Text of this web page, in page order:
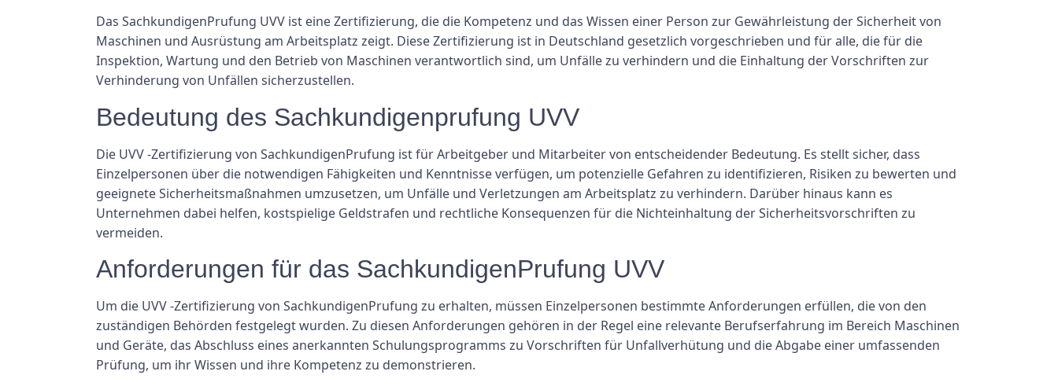
Das SachkundigenPrufung UVV ist eine Zertifizierung, die die Kompetenz und das Wissen einer Person zur Gewährleistung der Sicherheit von
Maschinen und Ausrüstung am Arbeitsplatz zeigt. Diese Zertifizierung ist in Deutschland gesetzlich vorgeschrieben und für alle, die für die
Inspektion, Wartung und den Betrieb von Maschinen verantwortlich sind, um Unfälle zu verhindern und die Einhaltung der Vorschriften zur
Verhinderung von Unfällen sicherzustellen.
Bedeutung des Sachkundigenprufung UVV
Die UVV -Zertifizierung von SachkundigenPrufung ist für Arbeitgeber und Mitarbeiter von entscheidender Bedeutung. Es stellt sicher, dass
Einzelpersonen über die notwendigen Fähigkeiten und Kenntnisse verfügen, um potenzielle Gefahren zu identifizieren, Risiken zu bewerten und
geeignete Sicherheitsmaßnahmen umzusetzen, um Unfälle und Verletzungen am Arbeitsplatz zu verhindern. Darüber hinaus kann es
Unternehmen dabei helfen, kostspielige Geldstrafen und rechtliche Konsequenzen für die Nichteinhaltung der Sicherheitsvorschriften zu
vermeiden.
Anforderungen für das SachkundigenPrufung UVV
Um die UVV -Zertifizierung von SachkundigenPrufung zu erhalten, müssen Einzelpersonen bestimmte Anforderungen erfüllen, die von den
zuständigen Behörden festgelegt wurden. Zu diesen Anforderungen gehören in der Regel eine relevante Berufserfahrung im Bereich Maschinen
und Geräte, das Abschluss eines anerkannten Schulungsprogramms zu Vorschriften für Unfallverhütung und die Abgabe einer umfassenden
Prüfung, um ihr Wissen und ihre Kompetenz zu demonstrieren.